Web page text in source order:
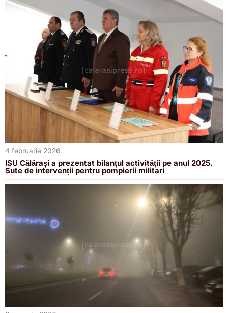
4 februarie 2026
ISU Călărași a prezentat bilanțul activității pe anul 2025.
Sute de intervenții pentru pompierii militari